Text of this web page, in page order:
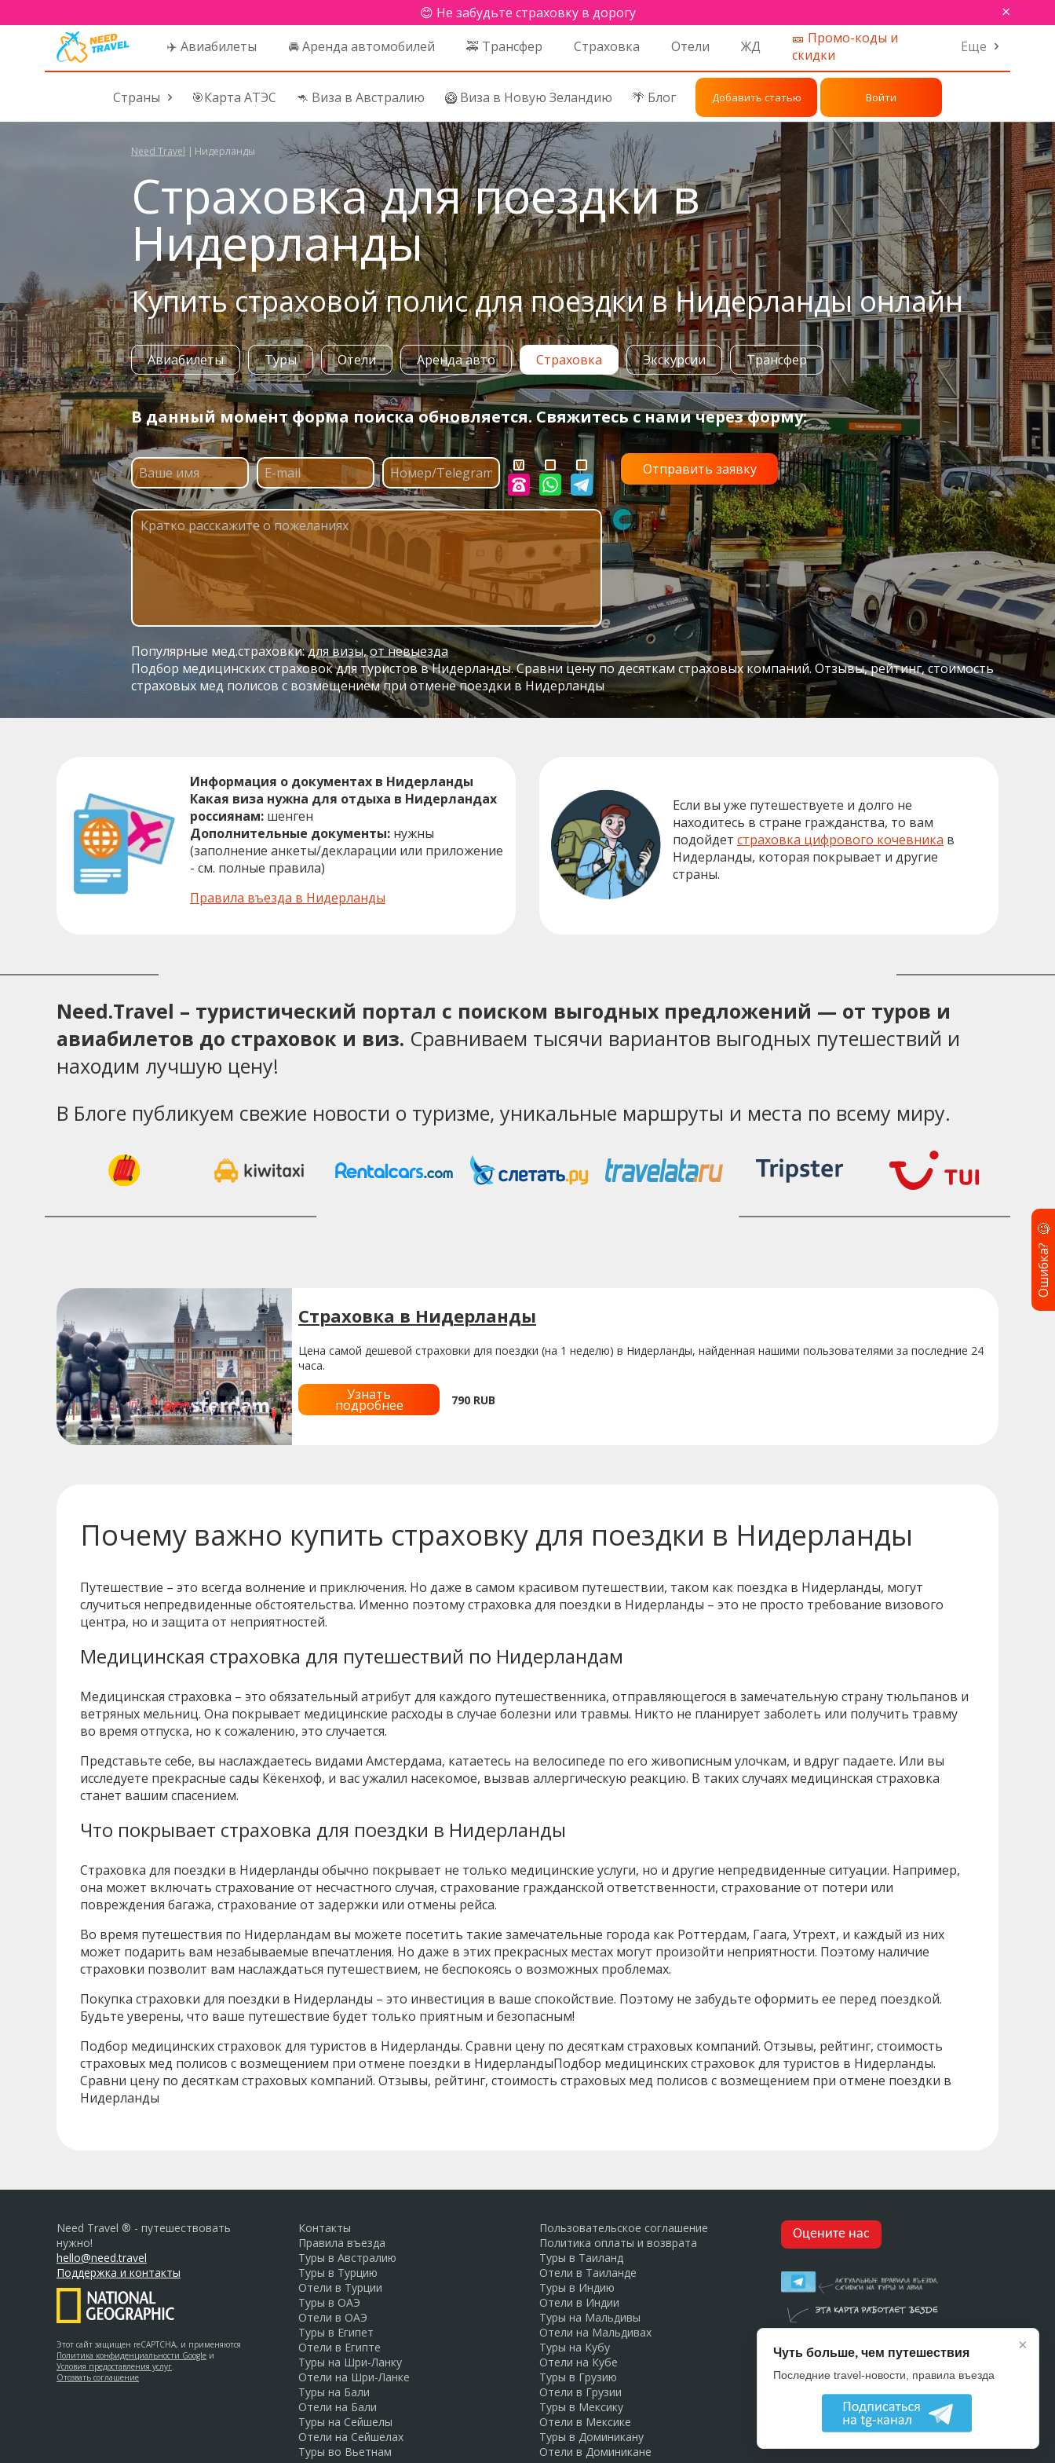
😊 Не забудьте страховку в дорогу ×
✈️ Авиабилеты 🚘 Аренда автомобилей 🚕 Трансфер Страховка Отели ЖД
🎫 Промо-коды и
скидки
Еще
Страны 🎯Карта АТЭС 🦘 Виза в Австралию 🥝 Виза в Новую Зеландию 🌴 Блог Добавить статью Войти
Need Travel | Нидерланды
Страховка для поездки в
Нидерланды
Купить страховой полис для поездки в Нидерланды онлайн
Авиабилеты Туры Отели Аренда авто Страховка Экскурсии Трансфер
В данный момент форма поиска обновляется. Свяжитесь с нами через форму:
Популярные мед.страховки:для визы,от невыезда
Подбор медицинских страховок для туристов в Нидерланды. Сравни цену по десяткам страховых компаний. Отзывы, рейтинг, стоимость
страховых мед полисов с возмещением при отмене поездки в Нидерланды
Информация о документах в Нидерланды
Какая виза нужна для отдыха в Нидерландах
россиянам: шенген
Дополнительные документы: нужны
(заполнение анкеты/декларации или приложение
- см. полные правила)
Правила въезда в Нидерланды
Если вы уже путешествуете и долго не
находитесь в стране гражданства, то вам
подойдет страховка цифрового кочевника в
Нидерланды, которая покрывает и другие
страны.
Need.Travel – туристический портал с поиском выгодных предложений — от туров и
авиабилетов до страховок и виз. Сравниваем тысячи вариантов выгодных путешествий и
находим лучшую цену!
В Блоге публикуем свежие новости о туризме, уникальные маршруты и места по всему миру.
Страховка в Нидерланды
Цена самой дешевой страховки для поездки (на 1 неделю) в Нидерланды, найденная нашими пользователями за последние 24
часа.
Узнать
подробнее 790 RUB
Почему важно купить страховку для поездки в Нидерланды
Путешествие – это всегда волнение и приключения. Но даже в самом красивом путешествии, таком как поездка в Нидерланды, могут
случиться непредвиденные обстоятельства. Именно поэтому страховка для поездки в Нидерланды – это не просто требование визового
центра, но и защита от неприятностей.
Медицинская страховка для путешествий по Нидерландам
Медицинская страховка – это обязательный атрибут для каждого путешественника, отправляющегося в замечательную страну тюльпанов и
ветряных мельниц. Она покрывает медицинские расходы в случае болезни или травмы. Никто не планирует заболеть или получить травму
во время отпуска, но к сожалению, это случается.
Представьте себе, вы наслаждаетесь видами Амстердама, катаетесь на велосипеде по его живописным улочкам, и вдруг падаете. Или вы
исследуете прекрасные сады Кёкенхоф, и вас ужалил насекомое, вызвав аллергическую реакцию. В таких случаях медицинская страховка
станет вашим спасением.
Что покрывает страховка для поездки в Нидерланды
Страховка для поездки в Нидерланды обычно покрывает не только медицинские услуги, но и другие непредвиденные ситуации. Например,
она может включать страхование от несчастного случая, страхование гражданской ответственности, страхование от потери или
повреждения багажа, страхование от задержки или отмены рейса.
Во время путешествия по Нидерландам вы можете посетить такие замечательные города как Роттердам, Гаага, Утрехт, и каждый из них
может подарить вам незабываемые впечатления. Но даже в этих прекрасных местах могут произойти неприятности. Поэтому наличие
страховки позволит вам наслаждаться путешествием, не беспокоясь о возможных проблемах.
Покупка страховки для поездки в Нидерланды – это инвестиция в ваше спокойствие. Поэтому не забудьте оформить ее перед поездкой.
Будьте уверены, что ваше путешествие будет только приятным и безопасным!
Подбор медицинских страховок для туристов в Нидерланды. Сравни цену по десяткам страховых компаний. Отзывы, рейтинг, стоимость
страховых мед полисов с возмещением при отмене поездки в НидерландыПодбор медицинских страховок для туристов в Нидерланды.
Сравни цену по десяткам страховых компаний. Отзывы, рейтинг, стоимость страховых мед полисов с возмещением при отмене поездки в
Нидерланды
Need Travel ® - путешествовать
нужно!
hello@need.travel
Поддержка и контакты
Этот сайт защищен reCAPTCHA, и применяются
Политика конфиденциальности Google и
Условия предоставления услуг
Отозвать соглашение
Контакты
Правила въезда
Туры в Австралию
Туры в Турцию
Отели в Турции
Туры в ОАЭ
Отели в ОАЭ
Туры в Египет
Отели в Египте
Туры на Шри-Ланку
Отели на Шри-Ланке
Туры на Бали
Отели на Бали
Туры на Сейшелы
Отели на Сейшелах
Туры во Вьетнам
Пользовательское соглашение
Политика оплаты и возврата
Туры в Таиланд
Отели в Таиланде
Туры в Индию
Отели в Индии
Туры на Мальдивы
Отели на Мальдивах
Туры на Кубу
Отели на Кубе
Туры в Грузию
Отели в Грузии
Туры в Мексику
Отели в Мексике
Туры в Доминикану
Отели в Доминикане
Оцените нас
Ошибка?
🧐
×
Чуть больше, чем путешествия
Последние travel-новости, правила въезда